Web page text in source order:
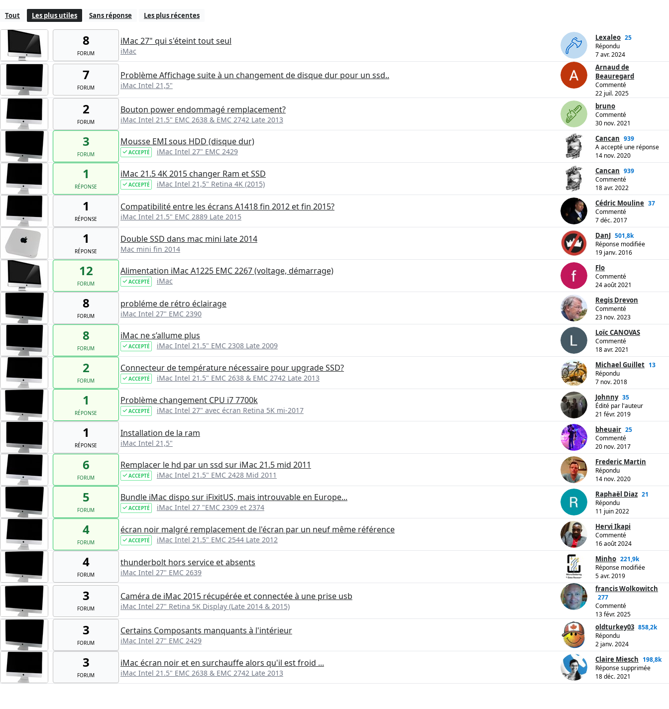
Tout Les plus utiles Sans réponse Les plus récentes
8
FORUM
iMac 27" qui s'éteint tout seul
iMac
Lexaleo 25
Répondu
7 avr. 2024
7
FORUM
Problème Affichage suite à un changement de disque dur pour un ssd..
iMac Intel 21,5"
Arnaud de
Beauregard
Commenté
22 juil. 2025
2
FORUM
Bouton power endommagé remplacement?
iMac Intel 21.5" EMC 2638 & EMC 2742 Late 2013
bruno
Commenté
30 nov. 2021
3
FORUM
Mousse EMI sous HDD (disque dur)
ACCEPTÉ iMac Intel 27" EMC 2429
Cancan 939
A accepté une réponse
14 nov. 2020
1
RÉPONSE
iMac 21.5 4K 2015 changer Ram et SSD
ACCEPTÉ iMac Intel 21,5" Retina 4K (2015)
Cancan 939
Commenté
18 avr. 2022
1
RÉPONSE
Compatibilité entre les écrans A1418 fin 2012 et fin 2015?
iMac Intel 21.5" EMC 2889 Late 2015
Cédric Mouline 37
Commenté
7 déc. 2017
1
RÉPONSE
Double SSD dans mac mini late 2014
Mac mini fin 2014
DanJ 501,8k
Réponse modifiée
19 janv. 2016
12
FORUM
Alimentation iMac A1225 EMC 2267 (voltage, démarrage)
ACCEPTÉ iMac
Flo
Commenté
24 août 2021
8
FORUM
probléme de rétro éclairage
iMac Intel 27" EMC 2390
Regis Drevon
Commenté
23 nov. 2023
8
FORUM
iMac ne s’allume plus
ACCEPTÉ iMac Intel 21.5" EMC 2308 Late 2009
Loïc CANOVAS
Commenté
18 avr. 2021
2
FORUM
Connecteur de température nécessaire pour upgrade SSD?
ACCEPTÉ iMac Intel 21.5" EMC 2638 & EMC 2742 Late 2013
Michael Guillet 13
Répondu
7 nov. 2018
1
RÉPONSE
Problème changement CPU i7 7700k
ACCEPTÉ iMac Intel 27" avec écran Retina 5K mi-2017
Johnny 35
Édité par l'auteur
21 févr. 2019
1
RÉPONSE
Installation de la ram
iMac Intel 21,5"
bheuair 25
Commenté
20 nov. 2017
6
FORUM
Remplacer le hd par un ssd sur iMac 21.5 mid 2011
ACCEPTÉ iMac Intel 21.5" EMC 2428 Mid 2011
Frederic Martin
Répondu
14 nov. 2020
5
FORUM
Bundle iMac dispo sur iFixitUS, mais introuvable en Europe...
ACCEPTÉ iMac Intel 27 "EMC 2309 et 2374
Raphaël Diaz 21
Répondu
11 juin 2022
4
FORUM
écran noir malgré remplacement de l'écran par un neuf même référence
ACCEPTÉ iMac Intel 21.5" EMC 2544 Late 2012
Hervi Ikapi
Commenté
16 août 2024
4
FORUM
thunderbolt hors service et absents
iMac Intel 27" EMC 2639
Minho 221,9k
Réponse modifiée
5 avr. 2019
3
FORUM
Caméra de iMac 2015 récupérée et connectée à une prise usb
iMac Intel 27" Retina 5K Display (Late 2014 & 2015)
francis Wolkowitch
277
Commenté
13 févr. 2025
3
FORUM
Certains Composants manquants à l'intérieur
iMac Intel 27" EMC 2429
oldturkey03 858,2k
Répondu
2 janv. 2024
3
FORUM
iMac écran noir et en surchauffe alors qu'il est froid ...
iMac Intel 21.5" EMC 2638 & EMC 2742 Late 2013
Claire Miesch 198,8k
Réponse supprimée
18 déc. 2021